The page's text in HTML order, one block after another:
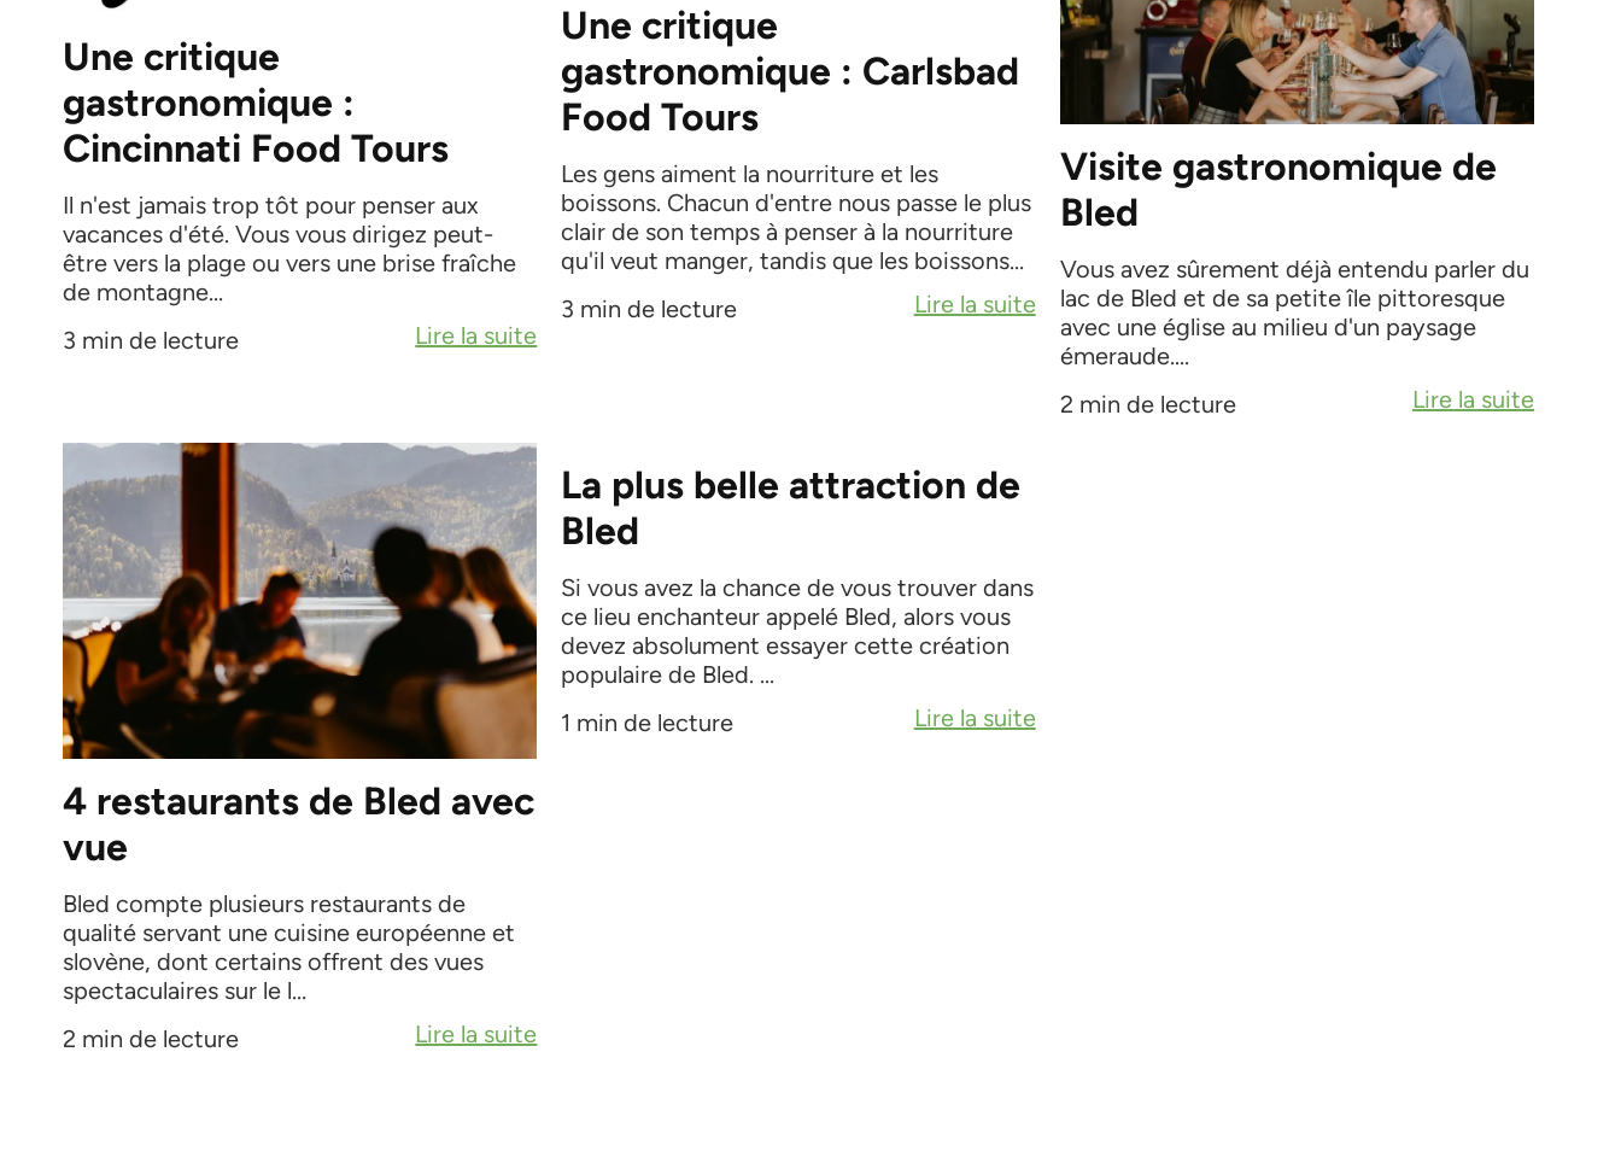
Une critique
gastronomique :
Cincinnati Food Tours
Il n'est jamais trop tôt pour penser aux
vacances d'été. Vous vous dirigez peut-
être vers la plage ou vers une brise fraîche
de montagne...
3 min de lecture
Lire la suite
Une critique
gastronomique : Carlsbad
Food Tours
Les gens aiment la nourriture et les
boissons. Chacun d'entre nous passe le plus
clair de son temps à penser à la nourriture
qu'il veut manger, tandis que les boissons...
3 min de lecture
Lire la suite
Visite gastronomique de
Bled
Vous avez sûrement déjà entendu parler du
lac de Bled et de sa petite île pittoresque
avec une église au milieu d'un paysage
émeraude....
2 min de lecture
Lire la suite
4 restaurants de Bled avec
vue
Bled compte plusieurs restaurants de
qualité servant une cuisine européenne et
slovène, dont certains offrent des vues
spectaculaires sur le l...
2 min de lecture
Lire la suite
La plus belle attraction de
Bled
Si vous avez la chance de vous trouver dans
ce lieu enchanteur appelé Bled, alors vous
devez absolument essayer cette création
populaire de Bled. ...
1 min de lecture
Lire la suite